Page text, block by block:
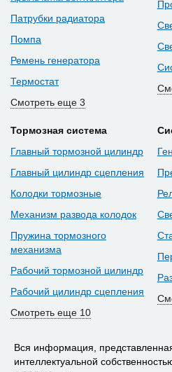
Патрубки радиатора
Помпа
Ремень генератора
Термостат
Смотреть еще 3
Тормозная система
Главный тормозной цилиндр
Главный цилиндр сцепления
Колодки тормозные
Механизм развода колодок
Пружина тормозного
механизма
Рабочий тормозной цилиндр
Рабочий цилиндр сцепления
Смотреть еще 10
Вся информация,
интеллектуальной